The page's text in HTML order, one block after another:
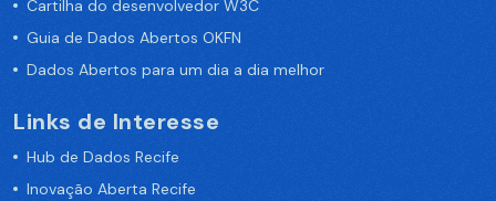
Cartilha do desenvolvedor W3C
Guia de Dados Abertos OKFN
Dados Abertos para um dia a dia melhor
Links de Interesse
Hub de Dados Recife
Inovação Aberta Recife